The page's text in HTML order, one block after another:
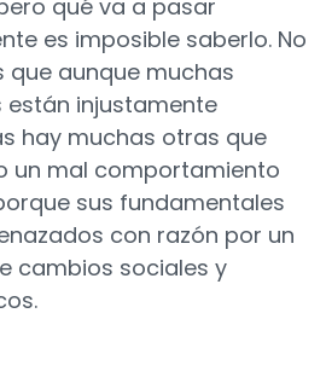
qué va a pasar
es imposible saberlo. No
que aunque muchas
están injustamente
hay muchas otras que
un mal comportamiento
sus fundamentales
con razón por un
cambios sociales y